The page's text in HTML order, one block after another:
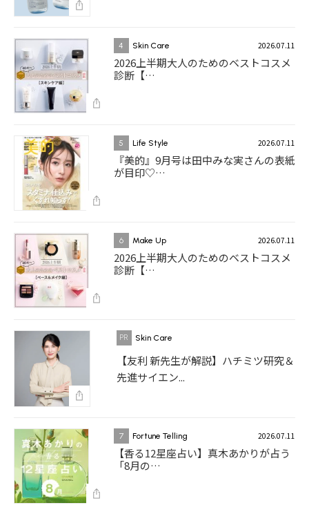
4 Skin Care 2026.07.11
2026上半期大人のためのベストコスメ
診断【…
5 Life Style 2026.07.11
『美的』9月号は田中みな実さんの表紙
が目印♡…
6 Make Up 2026.07.11
2026上半期大人のためのベストコスメ
診断【…
Skin Care
【友利 新先生が解説】ハチミツ研究＆
先進サイエン...
7 Fortune Telling 2026.07.11
【香る12星座占い】真木あかりが占う
「8月の…